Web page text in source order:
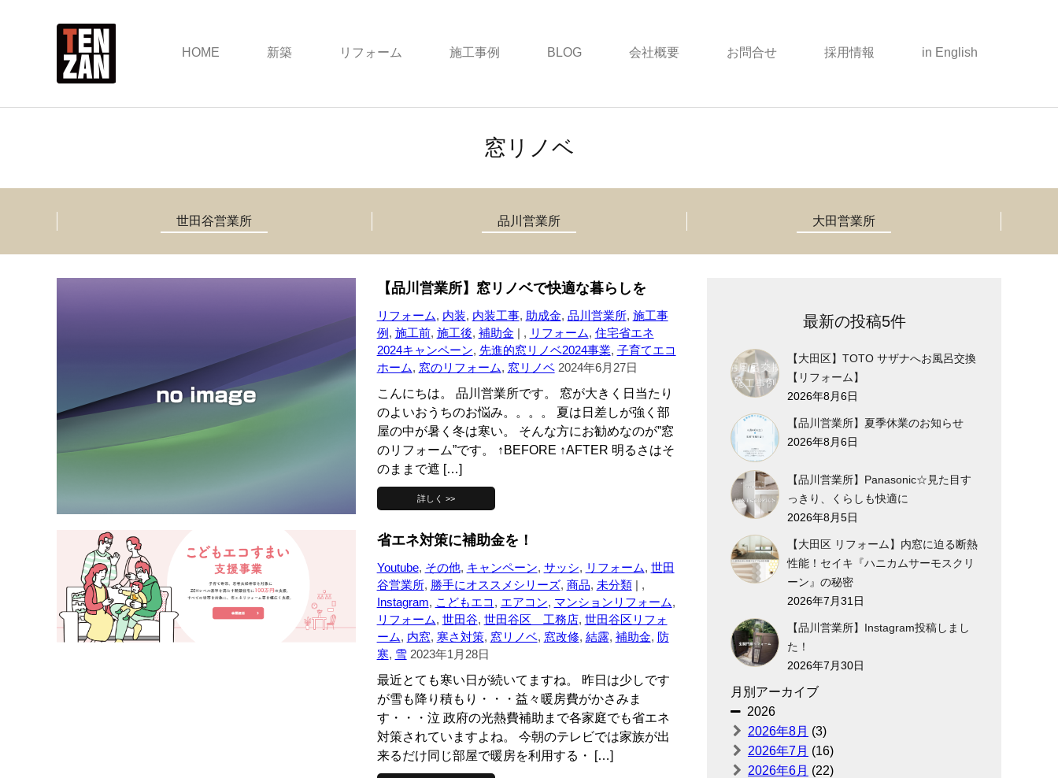
HOME 新築 リフォーム 施工事例 BLOG 会社概要 お問合せ 採用情報 in English
窓リノベ
世田谷営業所 品川営業所 大田営業所
【品川営業所】窓リノベで快適な暮らしを
リフォーム, 内装, 内装工事, 助成金, 品川営業所, 施工事
例, 施工前, 施工後, 補助金 | , リフォーム, 住宅省エネ
2024キャンペーン, 先進的窓リノベ2024事業, 子育てエコ
ホーム, 窓のリフォーム, 窓リノベ 2024年6月27日
こんにちは。 品川営業所です。 窓が大きく日当たり
のよいおうちのお悩み。。。。 夏は日差しが強く部
屋の中が暑く冬は寒い。 そんな方にお勧めなのが”窓
のリフォーム”です。 ↑BEFORE ↑AFTER 明るさはそ
のままで遮 […]
詳しく >>
省エネ対策に補助金を！
Youtube, その他, キャンペーン, サッシ, リフォーム, 世田
谷営業所, 勝手にオススメシリーズ, 商品, 未分類| ,
Instagram, こどもエコ , エアコン, マンションリフォーム,
リフォーム, 世田谷, 世田谷区 工務店, 世田谷区リフォ
ーム, 内窓, 寒さ対策, 窓リノベ, 窓改修, 結露, 補助金, 防
寒, 雪 2023年1月28日
最近とても寒い日が続いてますね。 昨日は少しです
が雪も降り積もり・・・益々暖房費がかさみま
す・・・泣 政府の光熱費補助まで各家庭でも省エネ
対策されていますよね。 今朝のテレビでは家族が出
来るだけ同じ部屋で暖房を利用する・ […]
最新の投稿5件
【大田区】TOTO サザナへお風呂交換
【リフォーム】
2026年8月6日
【品川営業所】夏季休業のお知らせ
2026年8月6日
【品川営業所】Panasonic☆見た目す
っきり、くらしも快適に
2026年8月5日
【大田区 リフォーム】内窓に迫る断熱
性能！セイキ『ハニカムサーモスクリ
ーン』の秘密
2026年7月31日
【品川営業所】Instagram投稿しまし
た！
2026年7月30日
月別アーカイブ
2026
2026年8月 (3)
2026年7月 (16)
2026年6月 (22)